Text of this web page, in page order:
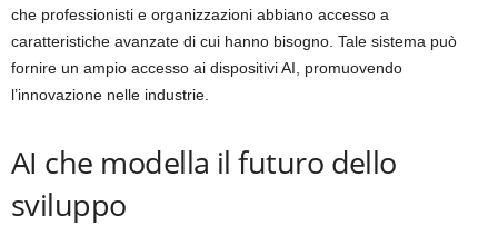
che professionisti e organizzazioni abbiano accesso a
caratteristiche avanzate di cui hanno bisogno. Tale sistema può
fornire un ampio accesso ai dispositivi AI, promuovendo
l’innovazione nelle industrie.
AI che modella il futuro dello
sviluppo